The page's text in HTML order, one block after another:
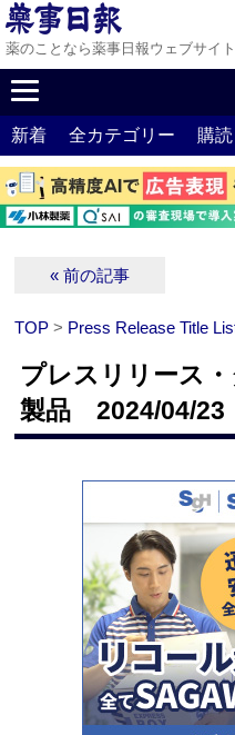
薬のことなら薬事日報ウェブサイト
新着 全カテゴリー 購
« 前の記事
TOP > Press Release Title
プレスリリース
製品 2024/04/23